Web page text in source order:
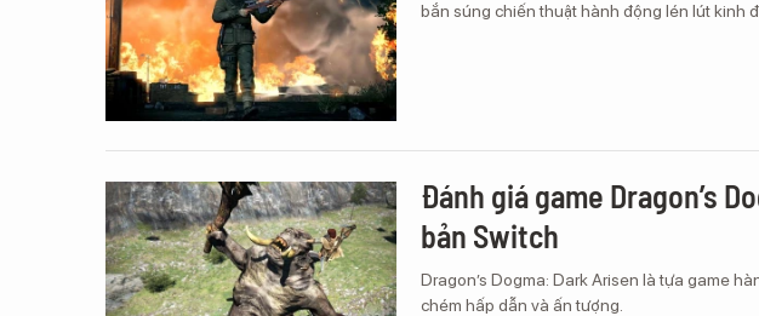
bắn súng chiến thuật hành động lén lút kinh
Đánh giá game Dragon’s
bản Switch
Dragon’s Dogma: Dark Arisen là tựa game
chém hấp dẫn và ấn tượng.